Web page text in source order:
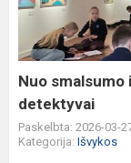
3a
klasė
–
meno
detektyvai
Nuo smalsumo
detektyvai
Paskelbta: 2026-03-
Kategorija: Išvykos